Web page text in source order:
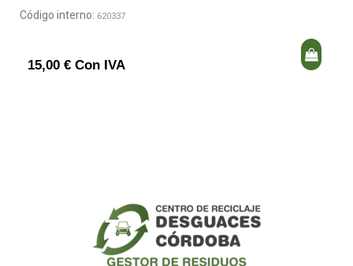
Código interno: 620337
15,00 € Con IVA